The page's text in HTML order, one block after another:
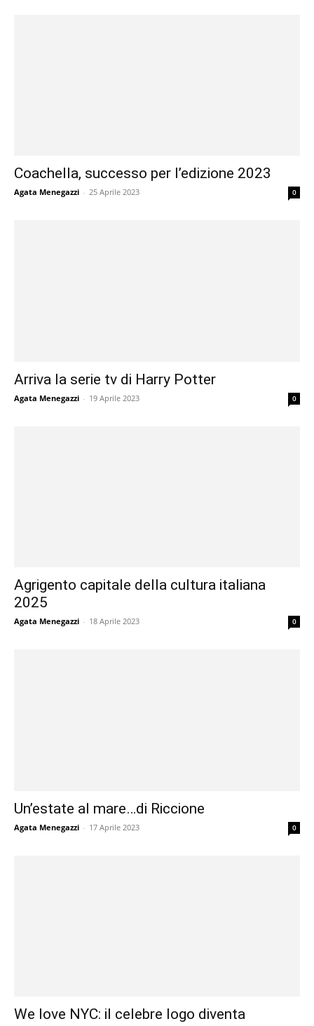
Coachella, successo per l’edizione 2023
Agata Menegazzi - 25 Aprile 2023 0
Arriva la serie tv di Harry Potter
Agata Menegazzi - 19 Aprile 2023 0
Agrigento capitale della cultura italiana
2025
Agata Menegazzi - 18 Aprile 2023 0
Un’estate al mare…di Riccione
Agata Menegazzi - 17 Aprile 2023 0
We love NYC: il celebre logo diventa